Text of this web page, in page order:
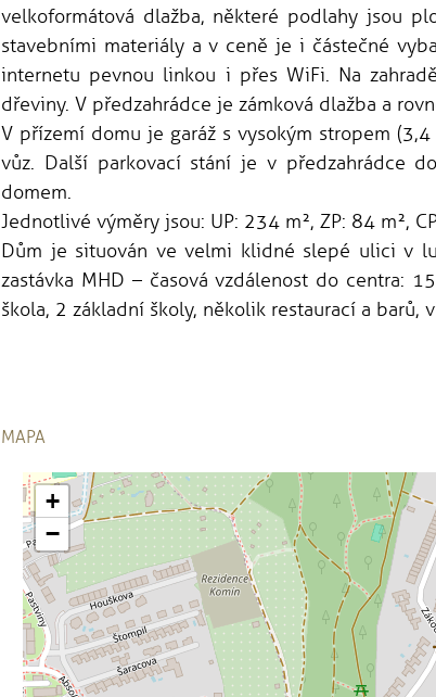
velkoformátová dlažba, některé podlahy jsou
stavebními materiály a v ceně je i částečné
internetu pevnou linkou i přes WiFi. Na
dřeviny. V předzahrádce je zámková dlažba a
V přízemí domu je garáž s vysokým stropem
vůz. Další parkovací stání je v předzahrádce
domem.
Jednotlivé výměry jsou: UP: 234 m², ZP: 84 m²,
Dům je situován ve velmi klidné slepé ulici v
zastávka MHD – časová vzdálenost do centra:
škola, 2 základní školy, několik restaurací a
MAPA
+
−